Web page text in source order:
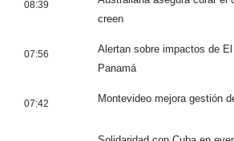
08:39
creen
07:56
Alertan sobre impactos de
Panamá
07:42 Montevideo mejora gestión